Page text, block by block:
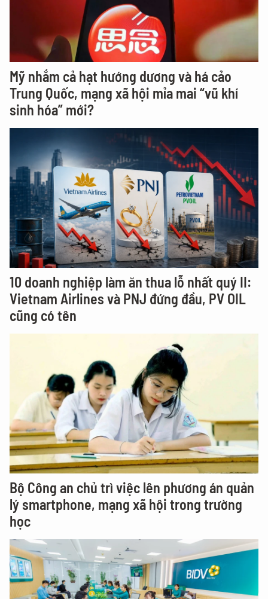
Mỹ nhắm cả hạt hướng dương và há cảo
Trung Quốc, mạng xã hội mỉa mai “vũ khí
sinh hóa” mới?
10 doanh nghiệp làm ăn thua lỗ nhất quý II:
Vietnam Airlines và PNJ đứng đầu, PV OIL
cũng có tên
Bộ Công an chủ trì việc lên phương án quản
lý smartphone, mạng xã hội trong trường
học